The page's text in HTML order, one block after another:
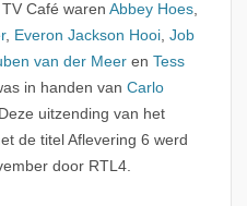
TV Café waren Abbey Hoes,
, Everon Jackson Hooi, Job
van der Meeren Tess
in handen van Carlo
uitzending van het
de titel Aflevering 6 werd
door RTL4.